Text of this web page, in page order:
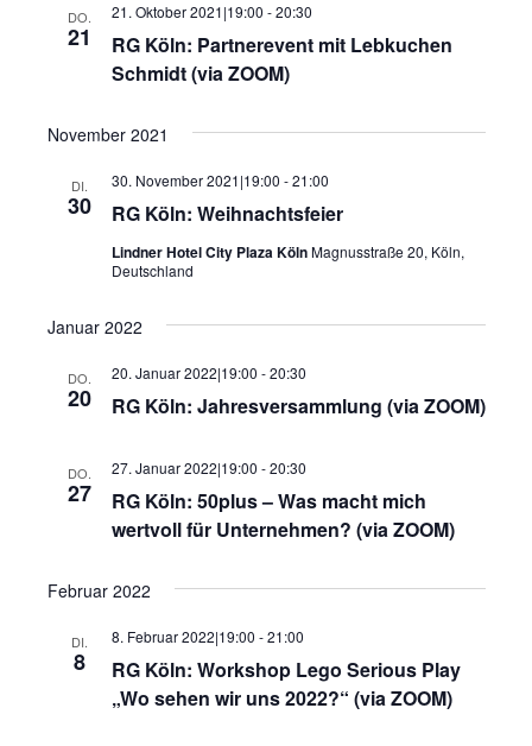
DO.
21
RG Köln: Partnerevent mit Lebkuchen
Schmidt (via ZOOM)
21. Oktober 2021|19:00 -20:30
November 2021
DI.
30 RG Köln: Weihnachtsfeier
30. November 2021|19:00 -21:00
Lindner Hotel City Plaza KölnMagnusstraße 20, Köln,
Deutschland
Januar 2022
DO.
20 RG Köln: Jahresversammlung (via ZOOM)
20. Januar 2022|19:00 -20:30
DO.
27
RG Köln: 50plus – Was macht mich
wertvoll für Unternehmen? (via ZOOM)
27. Januar 2022|19:00 -20:30
Februar 2022
DI.
8
RG Köln: Workshop Lego Serious Play
„Wo sehen wir uns 2022?“ (via ZOOM)
8. Februar 2022|19:00 -21:00